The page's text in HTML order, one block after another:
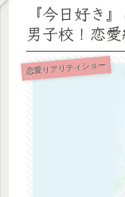
『今日好き
男子校！恋
恋愛リアリティショー